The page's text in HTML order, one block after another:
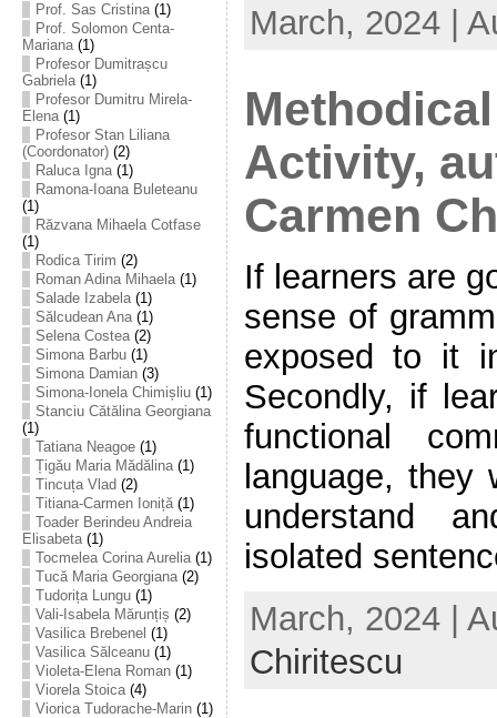
Prof. Sas Cristina(1)
Prof. Solomon Centa-
Mariana(1)
Profesor Dumitrașcu
Gabriela(1)
Profesor Dumitru Mirela-
Elena(1)
Profesor Stan Liliana
(Coordonator)(2)
Raluca Igna(1)
Ramona-Ioana Buleteanu
(1)
Răzvana Mihaela Cotfase
(1)
Rodica Tirim (2)
Roman Adina Mihaela(1)
Salade Izabela(1)
Sălcudean Ana(1)
Selena Costea(2)
Simona Barbu(1)
Simona Damian(3)
Simona-Ionela Chimișliu(1)
Stanciu Cătălina Georgiana
(1)
Tatiana Neagoe(1)
Țigău Maria Mădălina(1)
Tincuța Vlad (2)
Titiana-Carmen Ioniță(1)
Toader Berindeu Andreia
Elisabeta(1)
Tocmelea Corina Aurelia(1)
Tucă Maria Georgiana(2)
Tudorița Lungu(1)
Vali-Isabela Mărunțiș (2)
Vasilica Brebenel (1)
Vasilica Sălceanu(1)
Violeta-Elena Roman(1)
Viorela Stoica(4)
Viorica Tudorache-Marin(1)
March, 2024 |
Activity,
Carmen
If learners are
sense of
exposed to it
Secondly, if
functional
language,
understand
isolated
March, 2024 |
Chiritescu